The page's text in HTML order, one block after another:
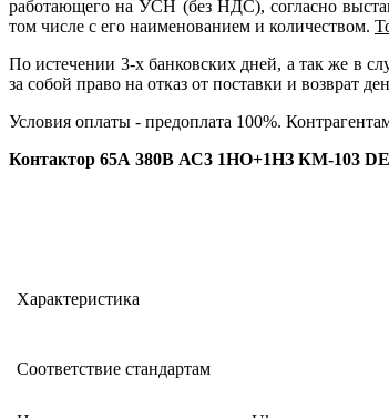
работающего на УСН (без НДС), согласно
том числе с его наименованием и количеством.
По истечении 3-х банковских дней, а так же в
за собой право на отказ от поставки и возврат
Условия оплаты - предоплата 100%.
Контактор 65А 380В АС3 1НО+1НЗ КМ-103
Характеристика
Соответствие стандартам